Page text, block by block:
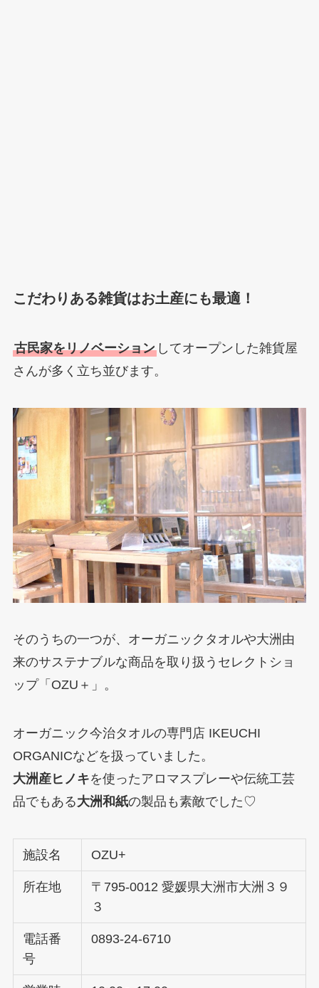
こだわりある雑貨はお土産にも最適！
古民家をリノベーションしてオープンした雑貨屋
さんが多く立ち並びます。
そのうちの一つが、オーガニックタオルや大洲由
来のサステナブルな商品を取り扱うセレクトショ
ップ「OZU＋」。
オーガニック今治タオルの専門店 IKEUCHI
ORGANICなどを扱っていました。
大洲産ヒノキを使ったアロマスプレーや伝統工芸
品でもある大洲和紙の製品も素敵でした♡
施設名 OZU+
所在地
〒795-0012 愛媛県大洲市大洲３９
３
電話番
号
0893-24-6710